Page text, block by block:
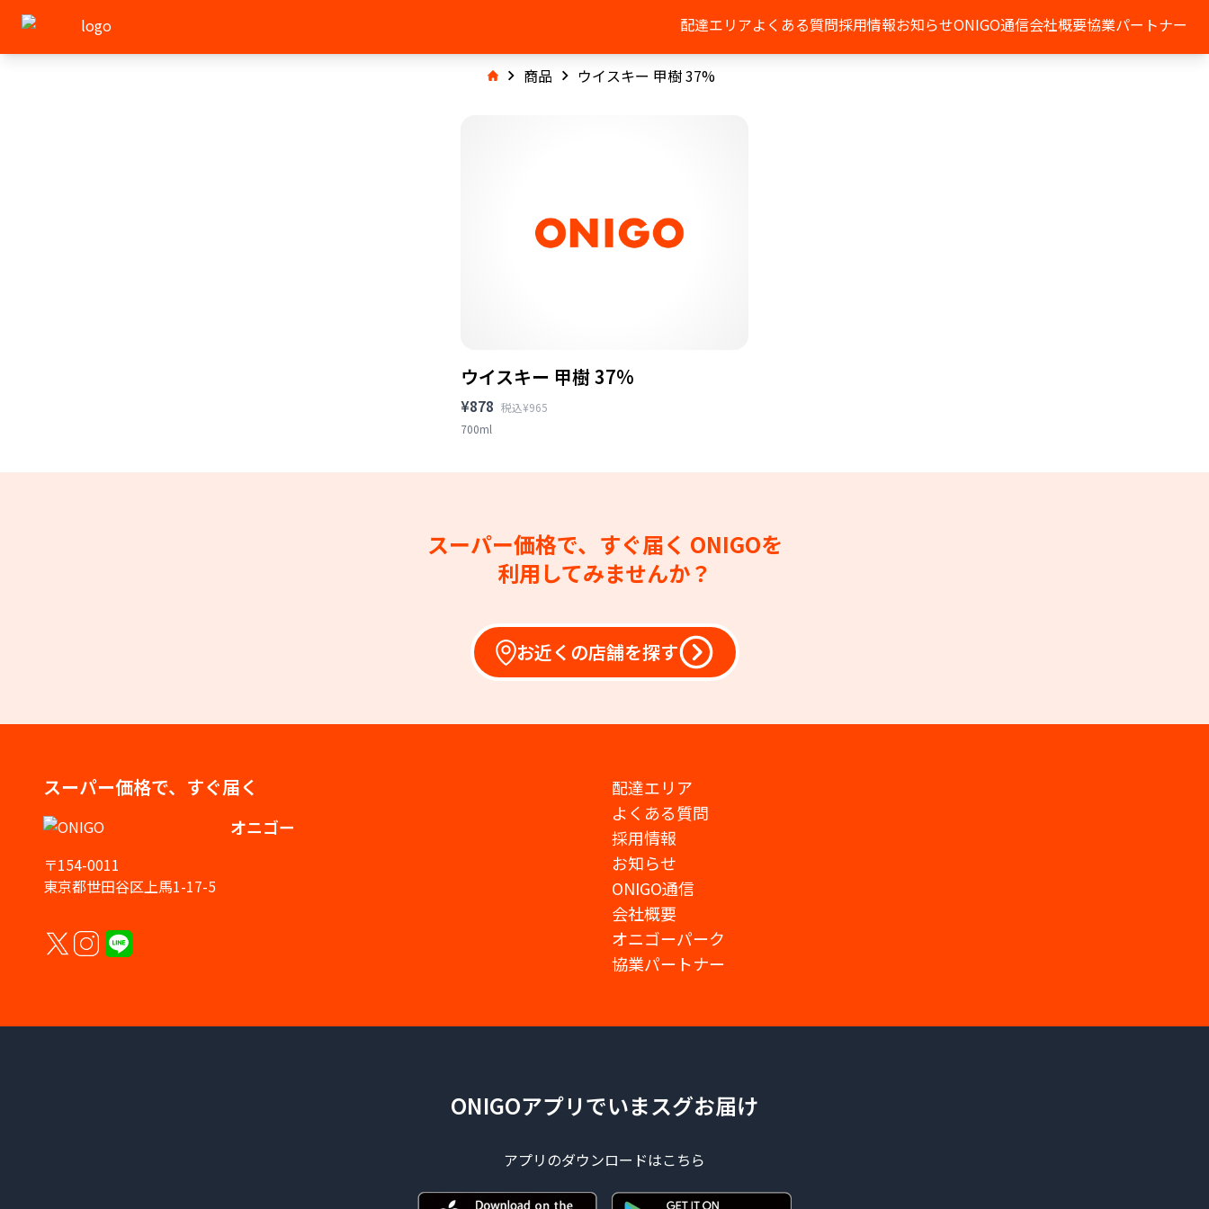
配達エリアよくある質問採用情報お知らせONIGO通信会社概要協業パートナー
商品 ウイスキー 甲樹 37%
ウイスキー 甲樹 37%
¥878 税込¥965
700ml
スーパー価格で、すぐ届く ONIGOを
利用してみませんか？
お近くの店舗を探す
スーパー価格で、すぐ届く
オニゴー
〒154-0011
東京都世田谷区上馬1-17-5
配達エリア
よくある質問
採用情報
お知らせ
ONIGO通信
会社概要
オニゴーパーク
協業パートナー
ONIGOアプリでいまスグお届け
アプリのダウンロードはこちら